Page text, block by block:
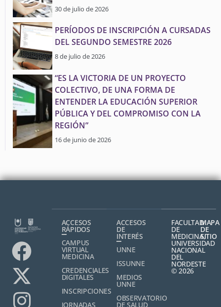
30 de julio de 2026
PERÍODOS DE INSCRIPCIÓN A CURSADAS
DEL SEGUNDO SEMESTRE 2026
8 de julio de 2026
“ES LA VICTORIA DE UN PROYECTO
COLECTIVO, DE UNA FORMA DE
ENTENDER LA EDUCACIÓN SUPERIOR
PÚBLICA Y DEL COMPROMISO CON LA
REGIÓN”
16 de junio de 2026
ACCESOS
RÁPIDOS
CAMPUS
VIRTUAL
MEDICINA
CREDENCIALES
DIGITALES
INSCRIPCIONES
JORNADAS
ACCESOS
DE
INTERÉS
UNNE
ISSUNNE
MEDIOS
UNNE
OBSERVATORIO
DE SALUD
FACULTAD
DE
MEDICINA,
UNIVERSIDAD
NACIONAL
DEL
NORDESTE
© 2026
MAPA
DE
SITIO